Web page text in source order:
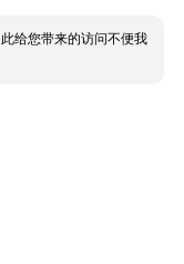
给您带来的访问不便我